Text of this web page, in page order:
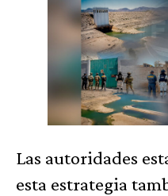
Las autoridades
esta estrategia